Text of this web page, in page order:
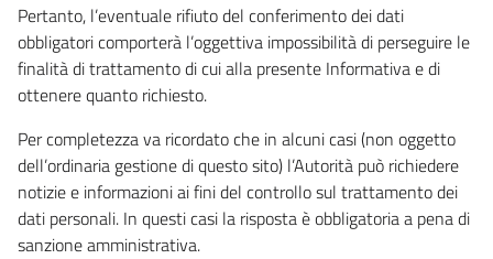
Pertanto, l’eventuale rifiuto del conferimento dei dati
obbligatori comporterà l’oggettiva impossibilità di perseguire le
finalità di trattamento di cui alla presente Informativa e di
ottenere quanto richiesto.
Per completezza va ricordato che in alcuni casi (non oggetto
dell’ordinaria gestione di questo sito) l’Autorità può richiedere
notizie e informazioni ai fini del controllo sul trattamento dei
dati personali. In questi casi la risposta è obbligatoria a pena di
sanzione amministrativa.